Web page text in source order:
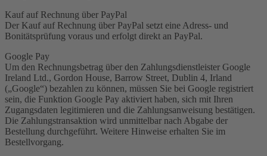
Kauf auf Rechnung über PayPal
Der Kauf auf Rechnung über PayPal setzt eine Adress- und
Bonitätsprüfung voraus und erfolgt direkt an PayPal.
Google Pay
Um den Rechnungsbetrag über den Zahlungsdienstleister Google
Ireland Ltd., Gordon House, Barrow Street, Dublin 4, Irland
(„Google“) bezahlen zu können, müssen Sie bei Google registriert
sein, die Funktion Google Pay aktiviert haben, sich mit Ihren
Zugangsdaten legitimieren und die Zahlungsanweisung bestätigen.
Die Zahlungstransaktion wird unmittelbar nach Abgabe der
Bestellung durchgeführt. Weitere Hinweise erhalten Sie im
Bestellvorgang.